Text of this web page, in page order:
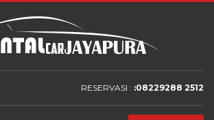
RESERVASI : :08229288 2512